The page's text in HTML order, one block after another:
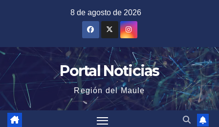
8 de agosto de 2026
Portal Noticias
Región del Maule